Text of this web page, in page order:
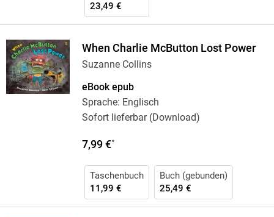
23,49 €
When Charlie McButton Lost Power
Suzanne Collins
eBook epub
Sprache: Englisch
Sofort lieferbar (Download)
7,99 €*
Taschenbuch
11,99 €
Buch (gebunden)
25,49 €